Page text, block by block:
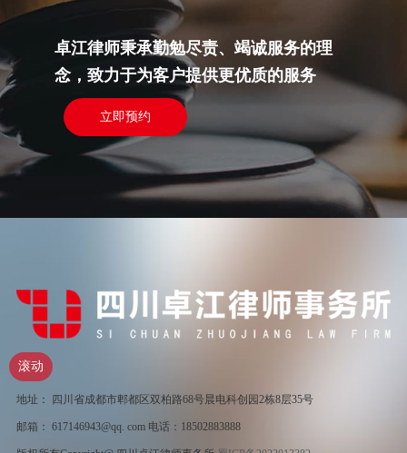
卓江律师秉承勤勉尽责、竭诚服务的理
念，致力于为客户提供更优质的服务
立即预约
地址： 四川省成都市郫都区双柏路68号晨电科创园2栋8层35号
邮箱： 617146943@qq. com 电话：18502883888
滚动